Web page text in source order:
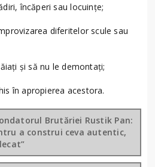
încăperi sau locuințe;
diferitelor scule sau
şi să nu le demontați;
în apropierea acestora.
Brutăriei Rustik Pan:
a construi ceva autentic,